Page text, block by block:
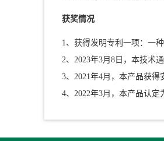
获奖情况
1、获得发明专利一项：一
2、2023年3月8日，本技术
3、2021年4月，本产品获得
4、2022年3月，本产品认定